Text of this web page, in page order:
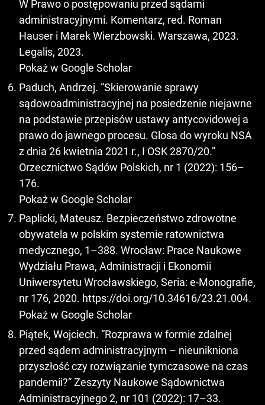
W Prawo o postępowaniu przed sądami
administracyjnymi. Komentarz, red. Roman
Hauser i Marek Wierzbowski. Warszawa, 2023.
Legalis, 2023.
Pokaż w Google Scholar
Paduch, Andrzej. “Skierowanie sprawy
sądowoadministracyjnej na posiedzenie niejawne
na podstawie przepisów ustawy antycovidowej a
prawo do jawnego procesu. Glosa do wyroku NSA
z dnia 26 kwietnia 2021 r., I OSK 2870/20.”
Orzecznictwo Sądów Polskich, nr 1 (2022): 156–
176.
Pokaż w Google Scholar
Paplicki, Mateusz. Bezpieczeństwo zdrowotne
obywatela w polskim systemie ratownictwa
medycznego, 1–388. Wrocław: Prace Naukowe
Wydziału Prawa, Administracji i Ekonomii
Uniwersytetu Wrocławskiego, Seria: e-Monografie,
nr 176, 2020. https://doi.org/10.34616/23.21.004.
Pokaż w Google Scholar
Piątek, Wojciech. “Rozprawa w formie zdalnej
przed sądem administracyjnym – nieunikniona
przyszłość czy rozwiązanie tymczasowe na czas
pandemii?” Zeszyty Naukowe Sądownictwa
Administracyjnego 2, nr 101 (2022): 17–33.